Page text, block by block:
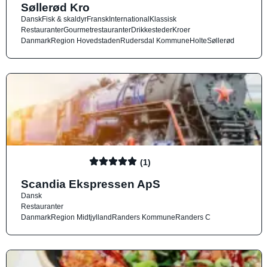
Søllerød Kro
DanskFisk & skaldyrFranskInternationalKlassisk
RestauranterGourmetrestauranterDrikkestederKroer
DanmarkRegion HovedstadenRudersdal KommuneHolteSøllerød
(1)
Scandia Ekspressen ApS
Dansk
Restauranter
DanmarkRegion MidtjyllandRanders KommuneRanders C